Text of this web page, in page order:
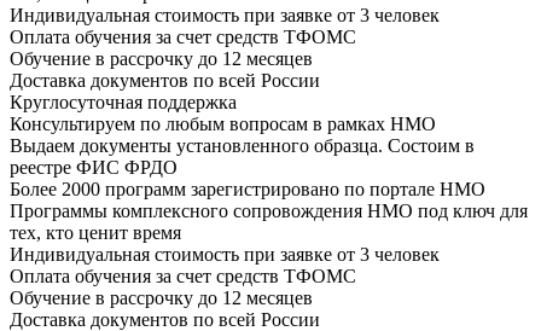
Индивидуальная стоимость при заявке от 3 человек
Оплата обучения за счет средств ТФОМС
Обучение в рассрочку до 12 месяцев
Доставка документов по всей России
Круглосуточная поддержка
Консультируем по любым вопросам в рамках НМО
Выдаем документы установленного образца. Состоим в
реестре ФИС ФРДО
Более 2000 программ зарегистрировано по портале НМО
Программы комплексного сопровождения НМО под ключ для
тех, кто ценит время
Индивидуальная стоимость при заявке от 3 человек
Оплата обучения за счет средств ТФОМС
Обучение в рассрочку до 12 месяцев
Доставка документов по всей России